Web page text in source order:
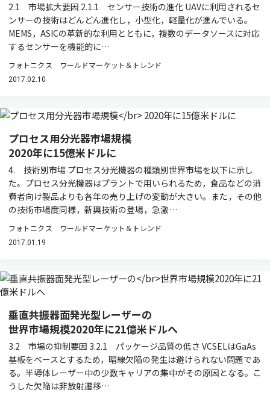
2.1 市場拡大要因 2.1.1 センサー技術の進化 UAVに利用されるセ
ンサーの技術はどんどん進化し，小型化，軽量化が進んでいる。
MEMS，ASICの革新的な利用とともに，複数のデータソースに対応
するセンサーを機能的に…
フォトニクス ワールドマーケット＆トレンド
2017.02.10
プロセス用分光器市場規模
2020年に15億米ドルに
4. 技術別市場 プロセス分光機器の種類別世界市場を以下に示し
た。プロセス分光機器はプラントで用いられるため，食品などの消
費者向け製品よりも各年の売り上げの変動が大きい。また，その他
の技術市場度同様，新興技術の登場，急激…
フォトニクス ワールドマーケット＆トレンド
2017.01.19
垂直共振器面発光型レーザーの
世界市場規模2020年に21億米ドルへ
3.2 市場の抑制要因 3.2.1 パッケージ品質の低さ VCSELはGaAs
基板をベースとするため，暗線欠陥の発生は避けられない問題であ
る。半導体レーザー中の少数キャリアの集中がその原因となる。こ
うした欠陥は非放射遷移…